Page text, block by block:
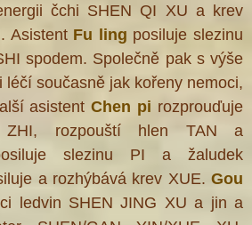
čchi SHEN QI XU a krev
Asistent Fu ling posiluje slezinu
spodem. Společně pak s výše
léčí současně jak kořeny nemoci,
asistentChen pi rozprouďuje
rozpouští hlen TAN a
slezinu PI a žaludek
a rozhýbává krev XUE. Gou
ledvin SHEN JING XU a jin a
®